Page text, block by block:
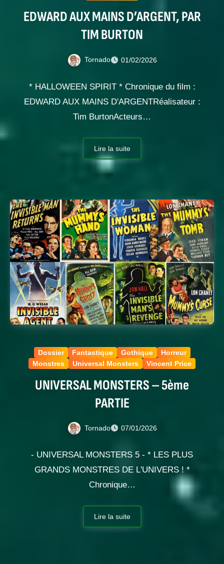
EDWARD AUX MAINS D’ARGENT, PAR
TIM BURTON
Tornado 01/02/2026
* HALLOWEEN SPIRIT * Chronique du film :
EDWARD AUX MAINS D'ARGENTRéalisateur :
Tim BurtonActeurs…
Lire la suite
Dossier Fantastique Gothique
Horreur
Monstres
Universal Monsters Vincent Price
UNIVERSAL MONSTERS – 5ème
PARTIE
Tornado 07/01/2026
- UNIVERSAL MONSTERS 5 - * LES PLUS
GRANDS MONSTRES DE L'UNIVERS ! *
Chronique…
Lire la suite